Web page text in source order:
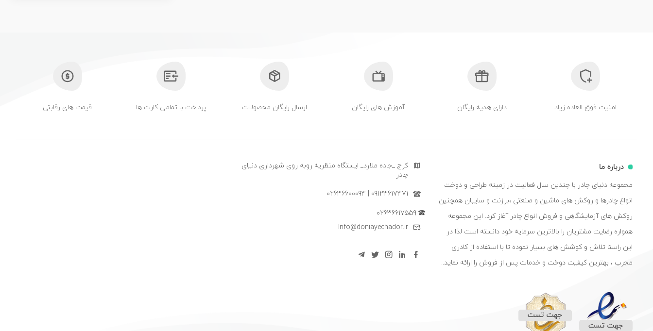
امنیت فوق العاده زیاد دارای هدیه رایگان آموزش های رایگان ارسال رایگان محصولات پرداخت با تمامی کارت ها قیمت های رقابتی
درباره ما
مجموعه دنیای چادر با چندین سال فعالیت در زمینه طراحی و دوخت
انواع چادرها و روکش های ماشین و صنعتی ،برزنت و سایبان همچنین
روکش های آزمایشگاهی و فروش انواع چادر آغاز کرد. این مجموعه
همواره رضایت مشتریان را بالاترین سرمایه خود دانسته است لذا در
این راستا تلاش و کوشش های بسیار نموده تا با استفاده از کادری
مجرب ، بهترین کیفیت دوخت و خدمات پس از فروش را ارائه نماید..
کرج _جاده ملارد_ ایستگاه منظریه روبه روی شهرداری دنیای
چادر
09123617471 | 02636600094
02636617559
Info@doniayechador.ir